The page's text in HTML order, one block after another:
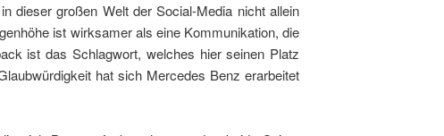
dieser großen Welt der Social-Media nicht allein
ist wirksamer als eine Kommunikation, die
ist das Schlagwort, welches hier seinen Platz
hat sich Mercedes Benz erarbeitet